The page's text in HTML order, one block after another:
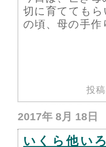
切に育てても
の頃、母の手
投
2017年 8月 18日
いくら他い